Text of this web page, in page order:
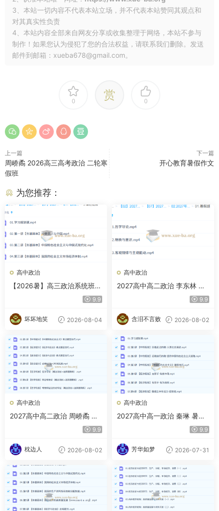
3、本站一切内容不代表本站立场，并不代表本站赞同其观点和
对其真实性负责
4、本站内容全部来自网友分享或收集整理于网络，本站不参与
制作！如果您认为侵犯了您的合法权益，请联系我们删除。发送
邮件到邮箱：xueba678@gmail.com。
0 赏 0
上一篇
周峤矞 2026高三高考政治 二轮寒
假班
下一篇
开心教育暑假作文
为您推荐：
高中政治
【2026暑】高三政治系统班-
9.9
坏坏地笑 2026-08-04
高中政治
2027高中高二政治 李东林 暑
9.9
含泪不言败 2026-08-02
高中政治
2027高中高二政治 周峤矞 暑
9.9
枕边人 2026-08-02
高中政治
2027高中高一政治 秦琳 暑假
9.9
芳华如梦 2026-07-31